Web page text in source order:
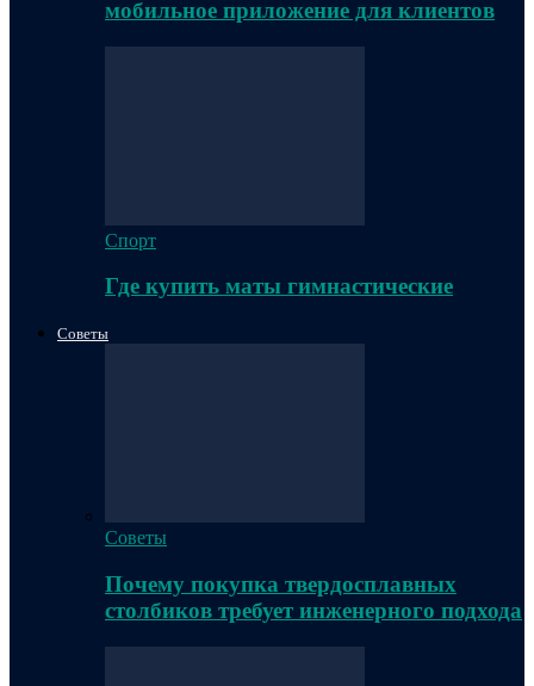
мобильное приложение для клиентов
Спорт
Где купить маты гимнастические
Советы
Советы
Почему покупка твердосплавных
столбиков требует инженерного подхода